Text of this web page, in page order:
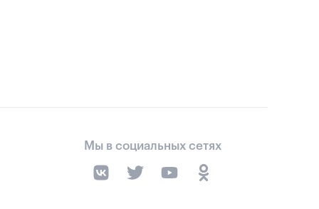
Мы в социальных сетях